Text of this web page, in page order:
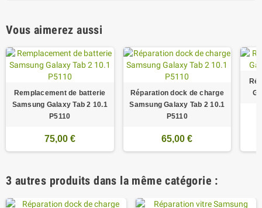
Vous aimerez aussi
Remplacement de batterie
Samsung Galaxy Tab 2 10.1
P5110
75,00 €
Réparation dock de charge
Samsung Galaxy Tab 2 10.1
P5110
65,00 €
3 autres produits dans la même catégorie :